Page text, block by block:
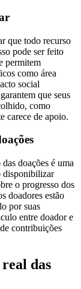
que todo recurso
pode ser feito
permitem
como área
social
que seus
como
carece de apoio.
doações é uma
disponibilizar
o progresso dos
doadores estão
por suas
entre doador e
contribuições
das